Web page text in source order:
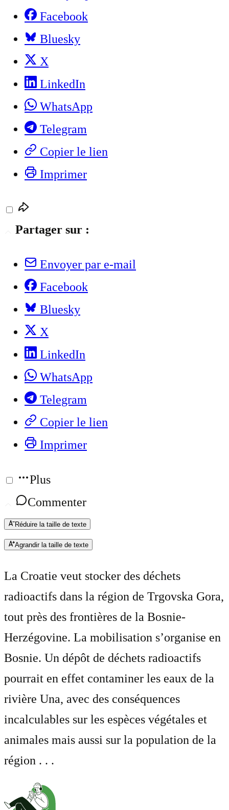
Facebook
Bluesky
X
LinkedIn
WhatsApp
Telegram
Copier le lien
Imprimer
Partager sur :
Envoyer par e-mail
Facebook
Bluesky
X
LinkedIn
WhatsApp
Telegram
Copier le lien
Imprimer
Plus
Commenter
Réduire la taille de texte
Agrandir la taille de texte
La Croatie veut stocker des déchets
radioactifs dans la région de Trgovska Gora,
tout près des frontières de la Bosnie-
Herzégovine. La mobilisation s’organise en
Bosnie. Un dépôt de déchets radioactifs
pourrait en effet contaminer les eaux de la
rivière Una, avec des conséquences
incalculables sur les espèces végétales et
animales mais aussi sur la population de la
région . . .